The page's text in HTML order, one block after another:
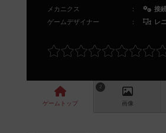
メカニクス
： 接
ゲームデザイナー
： レ
ゲーム トップ
2
画像